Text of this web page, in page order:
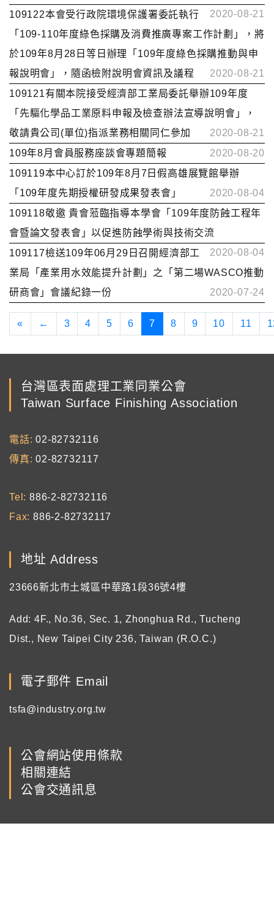
2020-08-21
109122本會受行政院環境保護署委託執行
「109-110年度綠色採購及消費推廣專案工作計劃」，將
於109年8月28日等日辦理「109年度綠色採購推動與申
報說明會」，隨函檢附說明會資訊及議程
2020-08-21
109121有關本院接受經濟部工業局委託舉辦109年度
「先驅化學品工業原料申報及檢查辦法宣導說明會」，
敬請貴公司(單位)指派業務相關同仁參加
2020-08-21
109年8月會員服務座談會專題簡報
2020-08-20
109119本中心訂於109年8月7日假高雄展覽館舉辦
「109年度先期授權研發成果發表會」
2020-08-04
109118敬邀 貴會蒞臨指導本學會「109年度防蝕工程年
會暨論文發表會」以促進防蝕學術與技術交流
2020-08-04
109117檢送109年06月29日召開經濟部工
業局「產業用水效能提升計劃」之「第二場WASCO推動
研商會」會議紀錄一份
2020-07-24
« ← 3 4 5 6 7 8 9 10 11
台灣區表面處理工業同業公會
Taiwan Surface Finishing Association
電話
02-82732116
傳真
02-82732117
Tel
886-2-82732116
Fax 886-2-82732117
地址 Address
23666新北市土城區中華路1段36號4樓
Add: 4F., No.36, Sec. 1, Zhonghua Rd., Tucheng
Dist., New Taipei City 236, Taiwan (R.O.C.)
電子郵件 Email
tsfa@industry.org.tw
公會網站使用條款
相關連結
公會交通訊息